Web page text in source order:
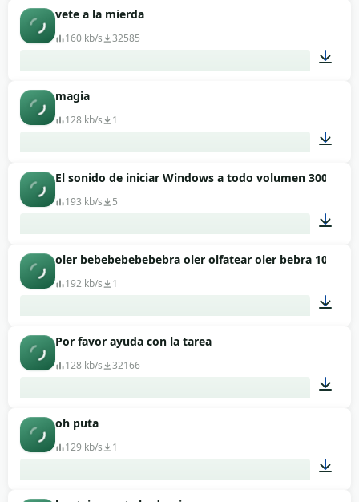
vete a la mierda
160 kb/s 32585
magia
128 kb/s 1
00:14
El sonido de iniciar Windows a todo volumen 300%
193 kb/s 5
00:05
oler bebebebebebebra oler olfatear oler bebra 10
192 kb/s 1
Por favor ayuda con la tarea
128 kb/s 32166
oh puta
129 kb/s 1